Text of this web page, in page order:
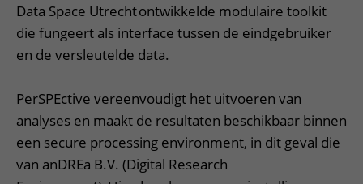
Data Space Utrecht ontwikkelde modulaire toolkit
die fungeert als interface tussen de eindgebruiker
en de versleutelde data.
PerSPEctive vereenvoudigt het uitvoeren van
analyses en maakt de resultaten beschikbaar binnen
een secure processing environment, in dit geval die
van anDREa B.V. (Digital Research